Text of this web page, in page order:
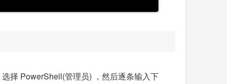
择 PowerShell(管理员) ，然后逐条输入下